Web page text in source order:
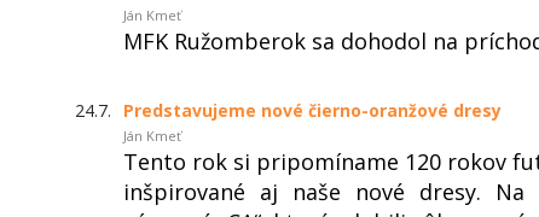
Ján Kmeť
MFK Ružomberok sa dohodol na
24.7. Predstavujeme nové čierno-oranžové dresy
Ján Kmeť
Tento rok si pripomíname 120 rokov
inšpirované aj naše nové dresy.